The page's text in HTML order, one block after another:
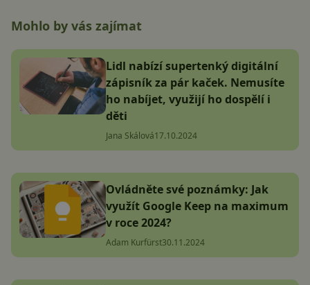
Mohlo by vás zajímat
Lidl nabízí supertenký digitální
zápisník za pár kaček. Nemusíte
ho nabíjet, využijí ho dospělí i
děti
Jana Skálová17.10.2024
Ovládněte své poznámky: Jak
využít Google Keep na maximum
v roce 2024?
Adam Kurfürst30.11.2024